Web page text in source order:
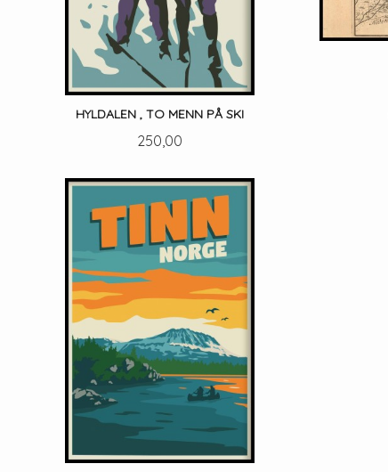
HYLDALEN , TO MENN PÅ SKI
Pris
250,00
LES MER